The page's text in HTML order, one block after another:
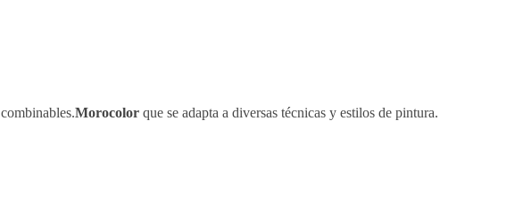
combinables.Morocolor que se adapta a diversas técnicas y estilos de pintura.